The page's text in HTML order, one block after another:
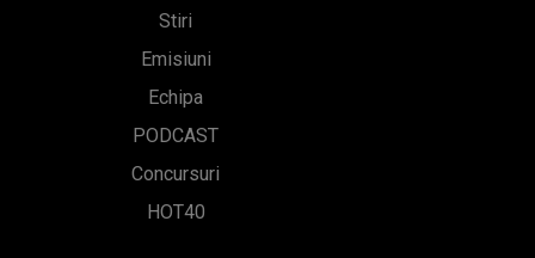
Stiri
Emisiuni
Echipa
PODCAST
Concursuri
HOT40